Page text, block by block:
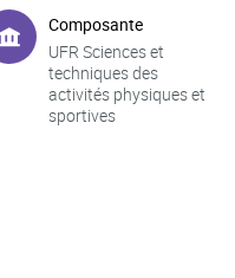
Composante
UFR Sciences et
techniques des
activités physiques et
sportives